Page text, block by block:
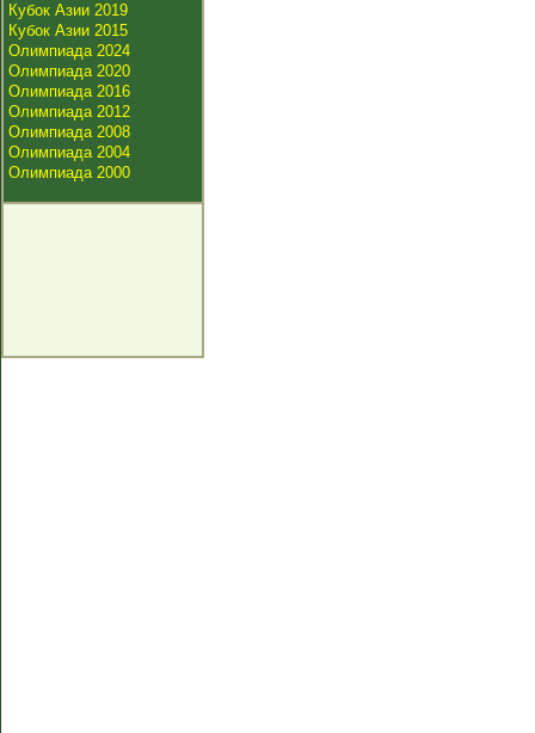
Кубок Азии 2019
Кубок Азии 2015
Олимпиада 2024
Олимпиада 2020
Олимпиада 2016
Олимпиада 2012
Олимпиада 2008
Олимпиада 2004
Олимпиада 2000